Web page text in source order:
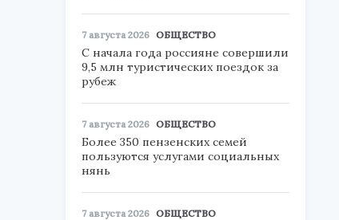
7 августа 2026 ОБЩЕСТВО
С начала года россияне совершили
9,5 млн туристических поездок за
рубеж
7 августа 2026 ОБЩЕСТВО
Более 350 пензенских семей
пользуются услугами социальных
нянь
7 августа 2026 ОБЩЕСТВО